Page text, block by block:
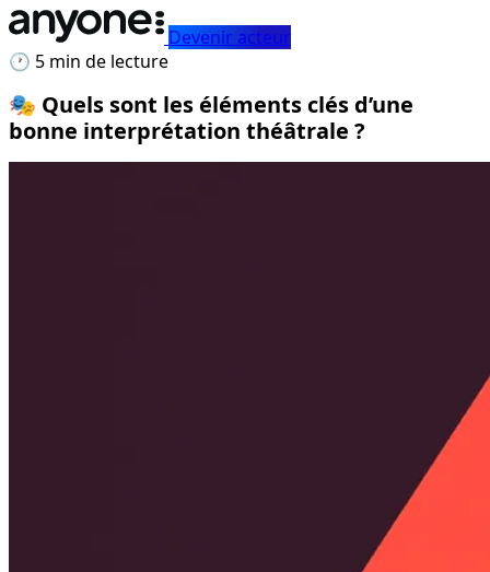
Devenir acteur
🕐 5 min de lecture
🎭 Quels sont les éléments clés d’une
bonne interprétation théâtrale ?